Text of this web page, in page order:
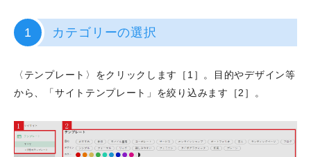
1 カテゴリーの選択
〈テンプレート〉をクリックします［1］。目的やデザイン等
から、「サイトテンプレート」を絞り込みます［2］。